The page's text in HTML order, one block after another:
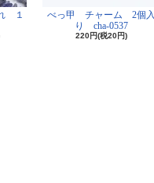
１
べっ甲 チャーム 2個入
り cha-0537
220円(税20円)